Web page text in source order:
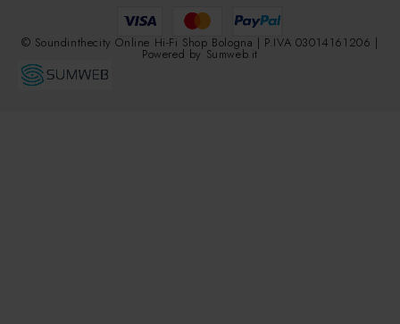
© Soundinthecity Online Hi-Fi Shop Bologna | P.IVA 03014161206 |
Powered by Sumweb.it